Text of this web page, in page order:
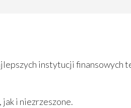
instytucji finansowych
jak i niezrzeszone.